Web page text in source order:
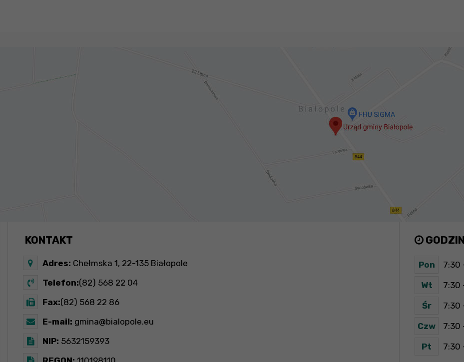
KONTAKT
Adres: Chełmska 1, 22-135 Białopole
Telefon:(82) 568 22 04
Fax:(82) 568 22 86
E-mail: gmina@bialopole.eu
NIP: 5632159393
Pon 7:30
Wt 7:30
Śr 7:30
Czw 7:30
Pt 7:30